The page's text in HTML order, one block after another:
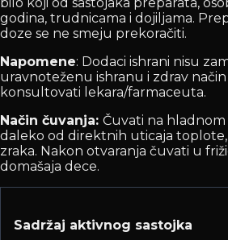
godina, trudnicama i dojiljama.
doze se ne smeju prekoračiti.
Napomene: Dodaci ishrani nisu
uravnoteženu ishranu i zdrav
konsultovati lekara/farmaceuta.
Način čuvanja: Čuvati na
daleko od direktnih uticaja
zraka. Nakon otvaranja čuvati u
domašaja dece.
Sadržaj aktivnog sastojka